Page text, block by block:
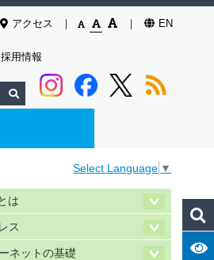
アクセス EN
採用情報
Select Language ▼
は
ス
ネットの基礎